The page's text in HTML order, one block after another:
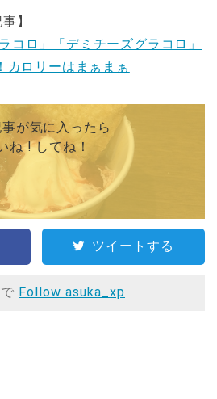
】
コロ」「デミチーズグラコロ」
カロリーはまぁまぁ
事が気に入ったら
ね ! してね！
ツイートする
Follow asuka_xp